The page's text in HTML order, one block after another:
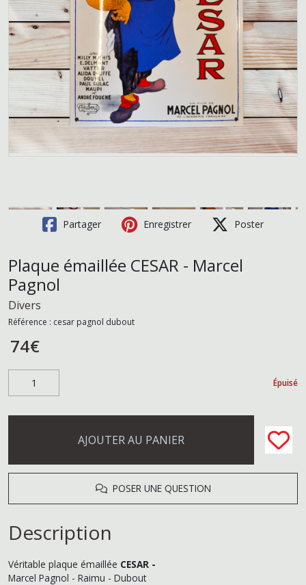
Partager Enregistrer Poster
Plaque émaillée CESAR - Marcel
Pagnol
Divers
Référence : cesar pagnol dubout
74€
Épuisé
AJOUTER AU PANIER
POSER UNE QUESTION
Description
Véritable plaque émaillée CESAR -
Marcel Pagnol - Raimu - Dubout